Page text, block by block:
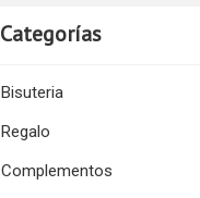
Categorías
Bisuteria
Regalo
Complementos